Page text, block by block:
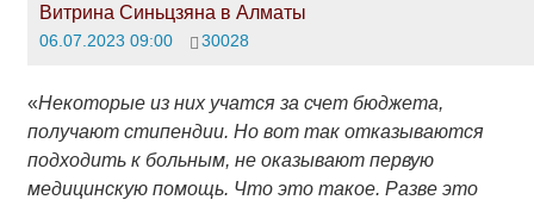
Витрина Синьцзяна в Алматы
06.07.2023 09:00 30028
«Некоторые из них учатся за счет бюджета,
получают стипендии. Но вот так отказываются
подходить к больным, не оказывают первую
медицинскую помощь. Что это такое. Разве это